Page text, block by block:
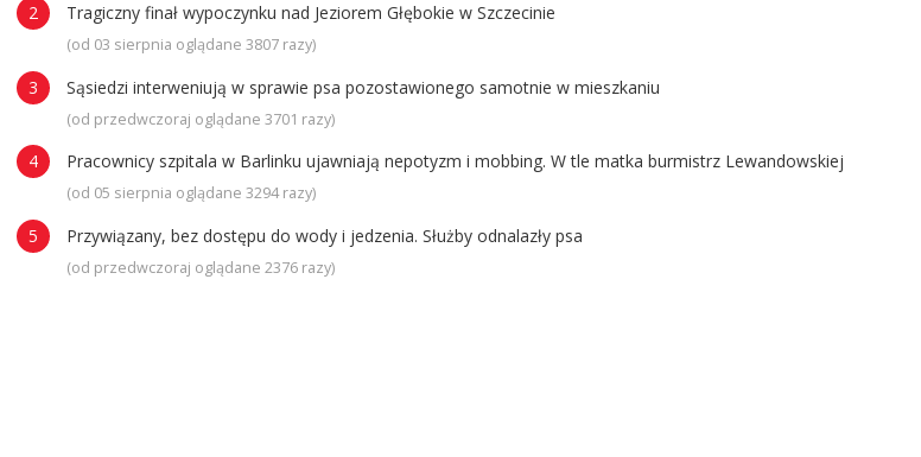
Tragiczny finał wypoczynku nad Jeziorem Głębokie w Szczecinie
(od 03 sierpnia oglądane 3807 razy)
Sąsiedzi interweniują w sprawie psa pozostawionego samotnie w mieszkaniu
(od przedwczoraj oglądane 3701 razy)
Pracownicy szpitala w Barlinku ujawniają nepotyzm i mobbing. W tle matka burmistrz Lewandowskiej
(od 05 sierpnia oglądane 3294 razy)
Przywiązany, bez dostępu do wody i jedzenia. Służby odnalazły psa
(od przedwczoraj oglądane 2376 razy)